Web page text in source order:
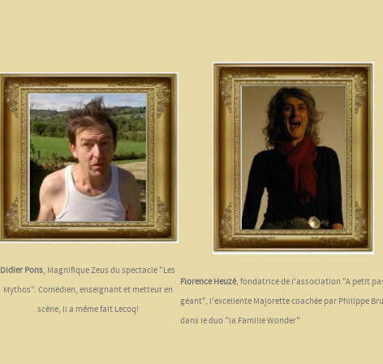
Didier Pons, Magnifique Zeus du spectacle "Les
Mythos". Comédien, enseignant et metteur en
scène, il a même fait Lecoq!
Florence Heuzé, fondatrice de l'association "A petit
géant", l'excellente Majorette coachée par Philippe
dans le duo "la Famille Wonder"